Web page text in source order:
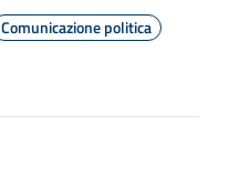
Comunicazione politica